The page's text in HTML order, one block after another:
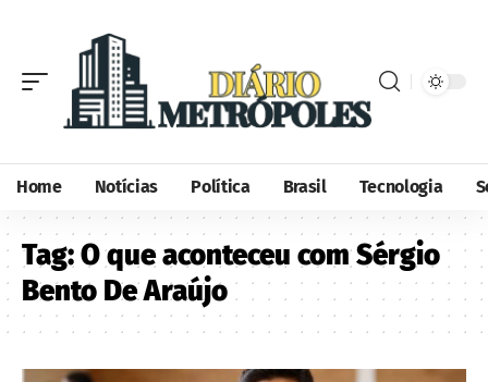
Home Notícias Política Brasil Tecnologia
Tag:O que aconteceu com Sérgio
Bento De Araújo